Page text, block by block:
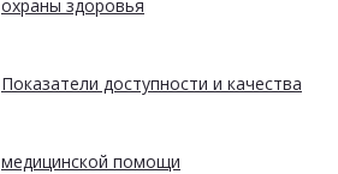
охраны здоровья
Показатели доступности и качества
медицинской помощи